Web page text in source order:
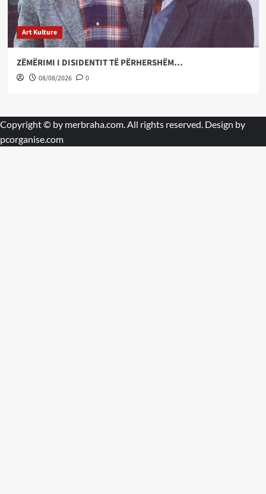
Art Kulture
ZËMËRIMI I DISIDENTIT TË PËRHERSHËM…
08/08/2026 0
Copyright © by merbraha.com . All rights reserved. Design by
pcorganise.com